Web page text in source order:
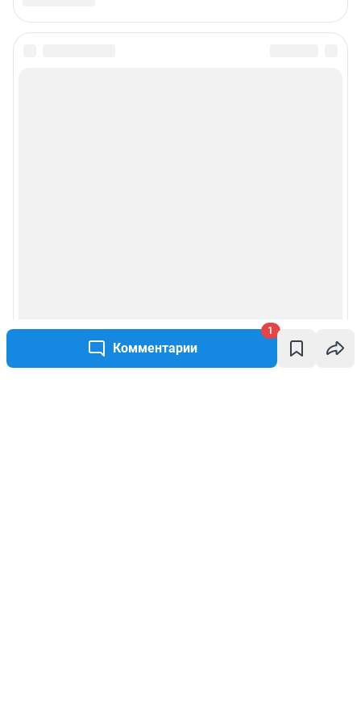
Комментарии
1